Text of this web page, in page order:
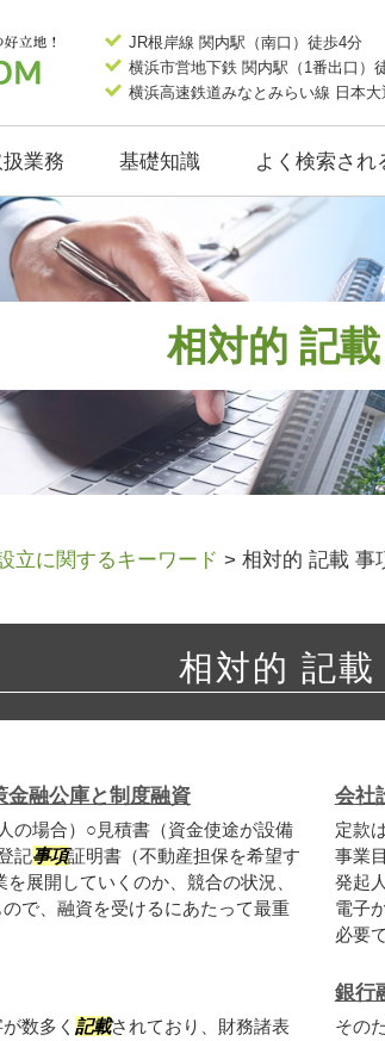
相対的 記
JR根岸線 関内駅（南口）徒歩4分
横浜市営地下鉄 関内駅（1番出口）
横浜高速鉄道みなとみらい線 日本
業務 基礎知識 よく検索され
立に関するキーワード > 相対的 記載 事
相対的 記載
金融公庫と制度融資
の場合）○見積書（資金使途が設備
記事項証明書（不動産担保を希望す
展開していくのか、競合の状況、
で、融資を受けるにあたって最重
会社
定款
事業
発起
電子
必要
数多く 記載されており、財務諸表
銀行
その